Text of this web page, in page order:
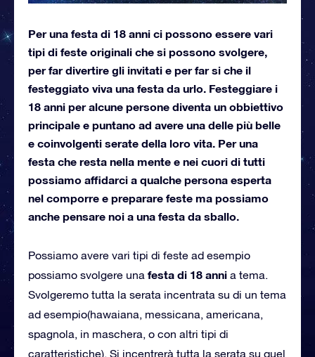
Per una festa di 18 anni ci possono essere vari
tipi di feste originali che si possono svolgere,
per far divertire gli invitati e per far si che il
festeggiato viva una festa da urlo. Festeggiare i
18 anni per alcune persone diventa un obbiettivo
principale e puntano ad avere una delle più belle
e coinvolgenti serate della loro vita. Per una
festa che resta nella mente e nei cuori di tutti
possiamo affidarci a qualche persona esperta
nel comporre e preparare feste ma possiamo
anche pensare noi a una festa da sballo.
Possiamo avere vari tipi di feste ad esempio
possiamo svolgere una festa di 18 anni a tema.
Svolgeremo tutta la serata incentrata su di un tema
ad esempio(hawaiana, messicana, americana,
spagnola, in maschera, o con altri tipi di
caratteristiche). Si incentrerà tutta la serata su quel